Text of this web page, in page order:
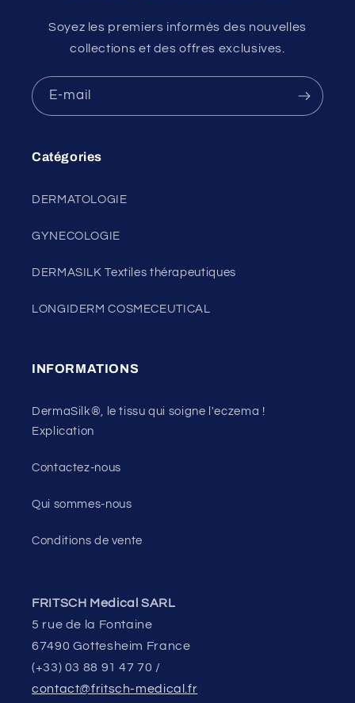
Soyez les premiers informés des nouvelles
collections et des offres exclusives.
E-mail
Catégories
DERMATOLOGIE
GYNECOLOGIE
DERMASILK Textiles thérapeutiques
LONGIDERM COSMECEUTICAL
INFORMATIONS
DermaSilk®, le tissu qui soigne l'eczema !
Explication
Contactez-nous
Qui sommes-nous
Conditions de vente
FRITSCH Medical SARL
5 rue de la Fontaine
67490 Gottesheim France
(+33) 03 88 91 47 70 /
contact@fritsch-medical.fr